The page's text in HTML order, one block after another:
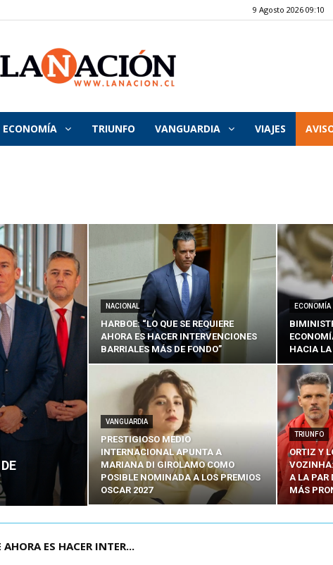
9 Agosto 2026 09:10
La
Nación
ECONOMÍA TRIUNFO VANGUARDIA VIAJES
NACIONAL
HARBOE: “LO QUE SE REQUIERE
AHORA ES HACER INTERVENCIONES
BARRIALES MÁS DE FONDO”
ECONOMÍA
HACIA LA
VANGUARDIA
PRESTIGIOSO MEDIO
INTERNACIONAL APUNTA A
MARIANA DI GIROLAMO COMO
POSIBLE NOMINADA A LOS PREMIOS
OSCAR 2027
TRIUNFO
ORTIZ Y
A LA PAR
MÁS
SE ESTÁ ENC...